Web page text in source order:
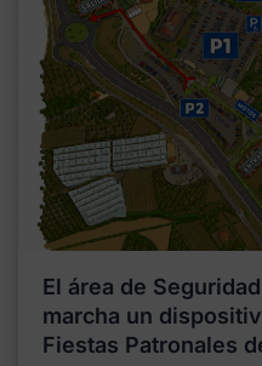
El área de
marcha un
Fiestas Patronales